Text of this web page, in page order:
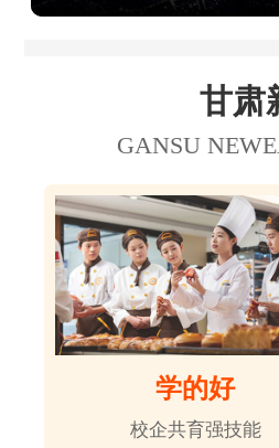
王*坤 18
甘肃
GANSU
学的好
校企共育强技能